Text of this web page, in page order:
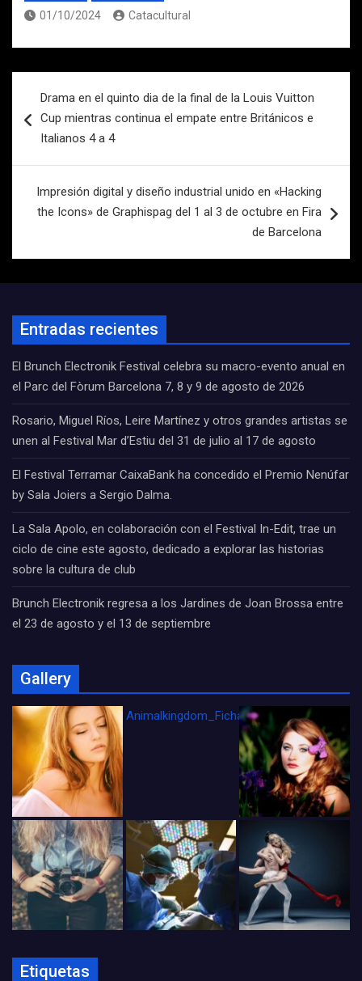
01/10/2024 Catacultural
de
entradas
Drama en el quinto dia de la final de la Louis Vuitton
Cup mientras continua el empate entre Británicos e
Italianos 4 a 4
Impresión digital y diseño industrial unido en «Hacking
the Icons» de Graphispag del 1 al 3 de octubre en Fira
de Barcelona
Entradas recientes
El Brunch Electronik Festival celebra su macro-evento anual en
el Parc del Fòrum Barcelona 7, 8 y 9 de agosto de 2026
Rosario, Miguel Ríos, Leire Martínez y otros grandes artistas se
unen al Festival Mar d’Estiu del 31 de julio al 17 de agosto
El Festival Terramar CaixaBank ha concedido el Premio Nenúfar
by Sala Joiers a Sergio Dalma.
La Sala Apolo, en colaboración con el Festival In-Edit, trae un
ciclo de cine este agosto, dedicado a explorar las historias
sobre la cultura de club
Brunch Electronik regresa a los Jardines de Joan Brossa entre
el 23 de agosto y el 13 de septiembre
Gallery
Animalkingdom_FichaCine
Etiquetas